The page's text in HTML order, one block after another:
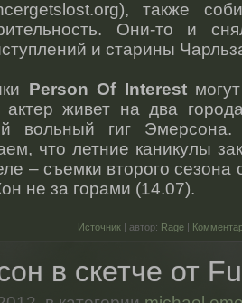
также
Они-то и
и старины
Person Of Interestмогут
актер живет на два
вольный гиг
что летние каникулы
– съемки второго сезона
не за горами (14.07).
Источник | автор: Rage |
в скетче от